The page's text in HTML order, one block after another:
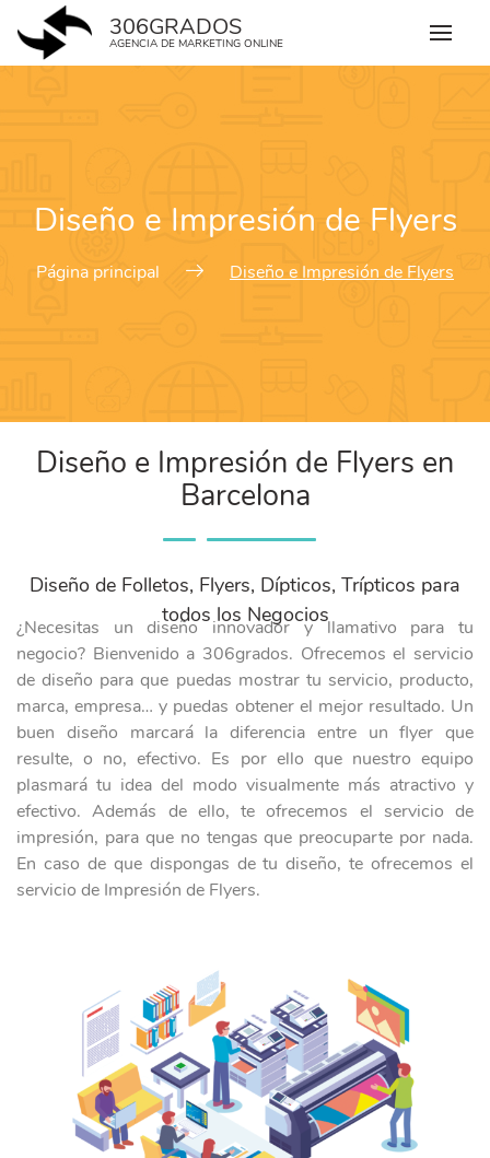
content
306GRADOS
AGENCIA DE MARKETING ONLINE
Diseño e Impresión de Flyers
Página principal Diseño e Impresión de Flyers
Diseño e Impresión de Flyers en
Barcelona
Diseño de Folletos, Flyers, Dípticos, Trípticos para
todos los Negocios
¿Necesitas un diseño innovador y llamativo para tu
negocio? Bienvenido a 306grados. Ofrecemos el servicio
de diseño para que puedas mostrar tu servicio, producto,
marca, empresa… y puedas obtener el mejor resultado. Un
buen diseño marcará la diferencia entre un flyer que
resulte, o no, efectivo. Es por ello que nuestro equipo
plasmará tu idea del modo visualmente más atractivo y
efectivo. Además de ello, te ofrecemos el servicio de
impresión, para que no tengas que preocuparte por nada.
En caso de que dispongas de tu diseño, te ofrecemos el
servicio de Impresión de Flyers.